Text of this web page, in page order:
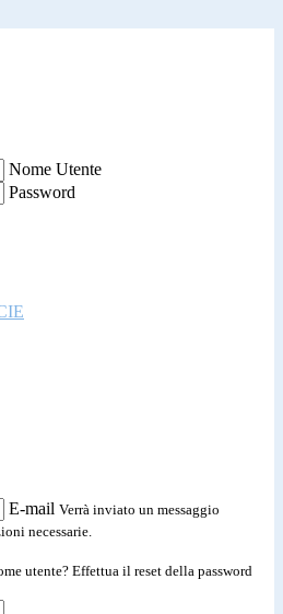
Nome Utente
Password
E-mail Verrà inviato un messaggio
necessarie.
utente? Effettua il reset della password